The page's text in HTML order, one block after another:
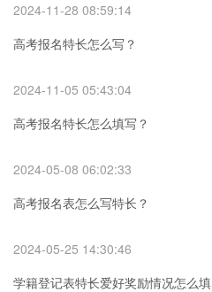
2024-11-28 08:59:14
高考报名特长怎么写？
2024-11-05 05:43:04
高考报名特长怎么填写？
2024-05-08 06:02:33
高考报名表怎么写特长？
2024-05-25 14:30:46
学籍登记表特长爱好奖励情况怎么填